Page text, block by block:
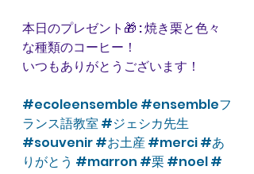
本日のプレゼント🎁 : 焼き栗と色々
な種類のコーヒー！
いつもありがとうございます！
#ecoleensemble #ensembleフ
ランス語教室#ジェシカ先生
#souvenir#お土産#merci#あ
りがとう #marron #栗 #noel#